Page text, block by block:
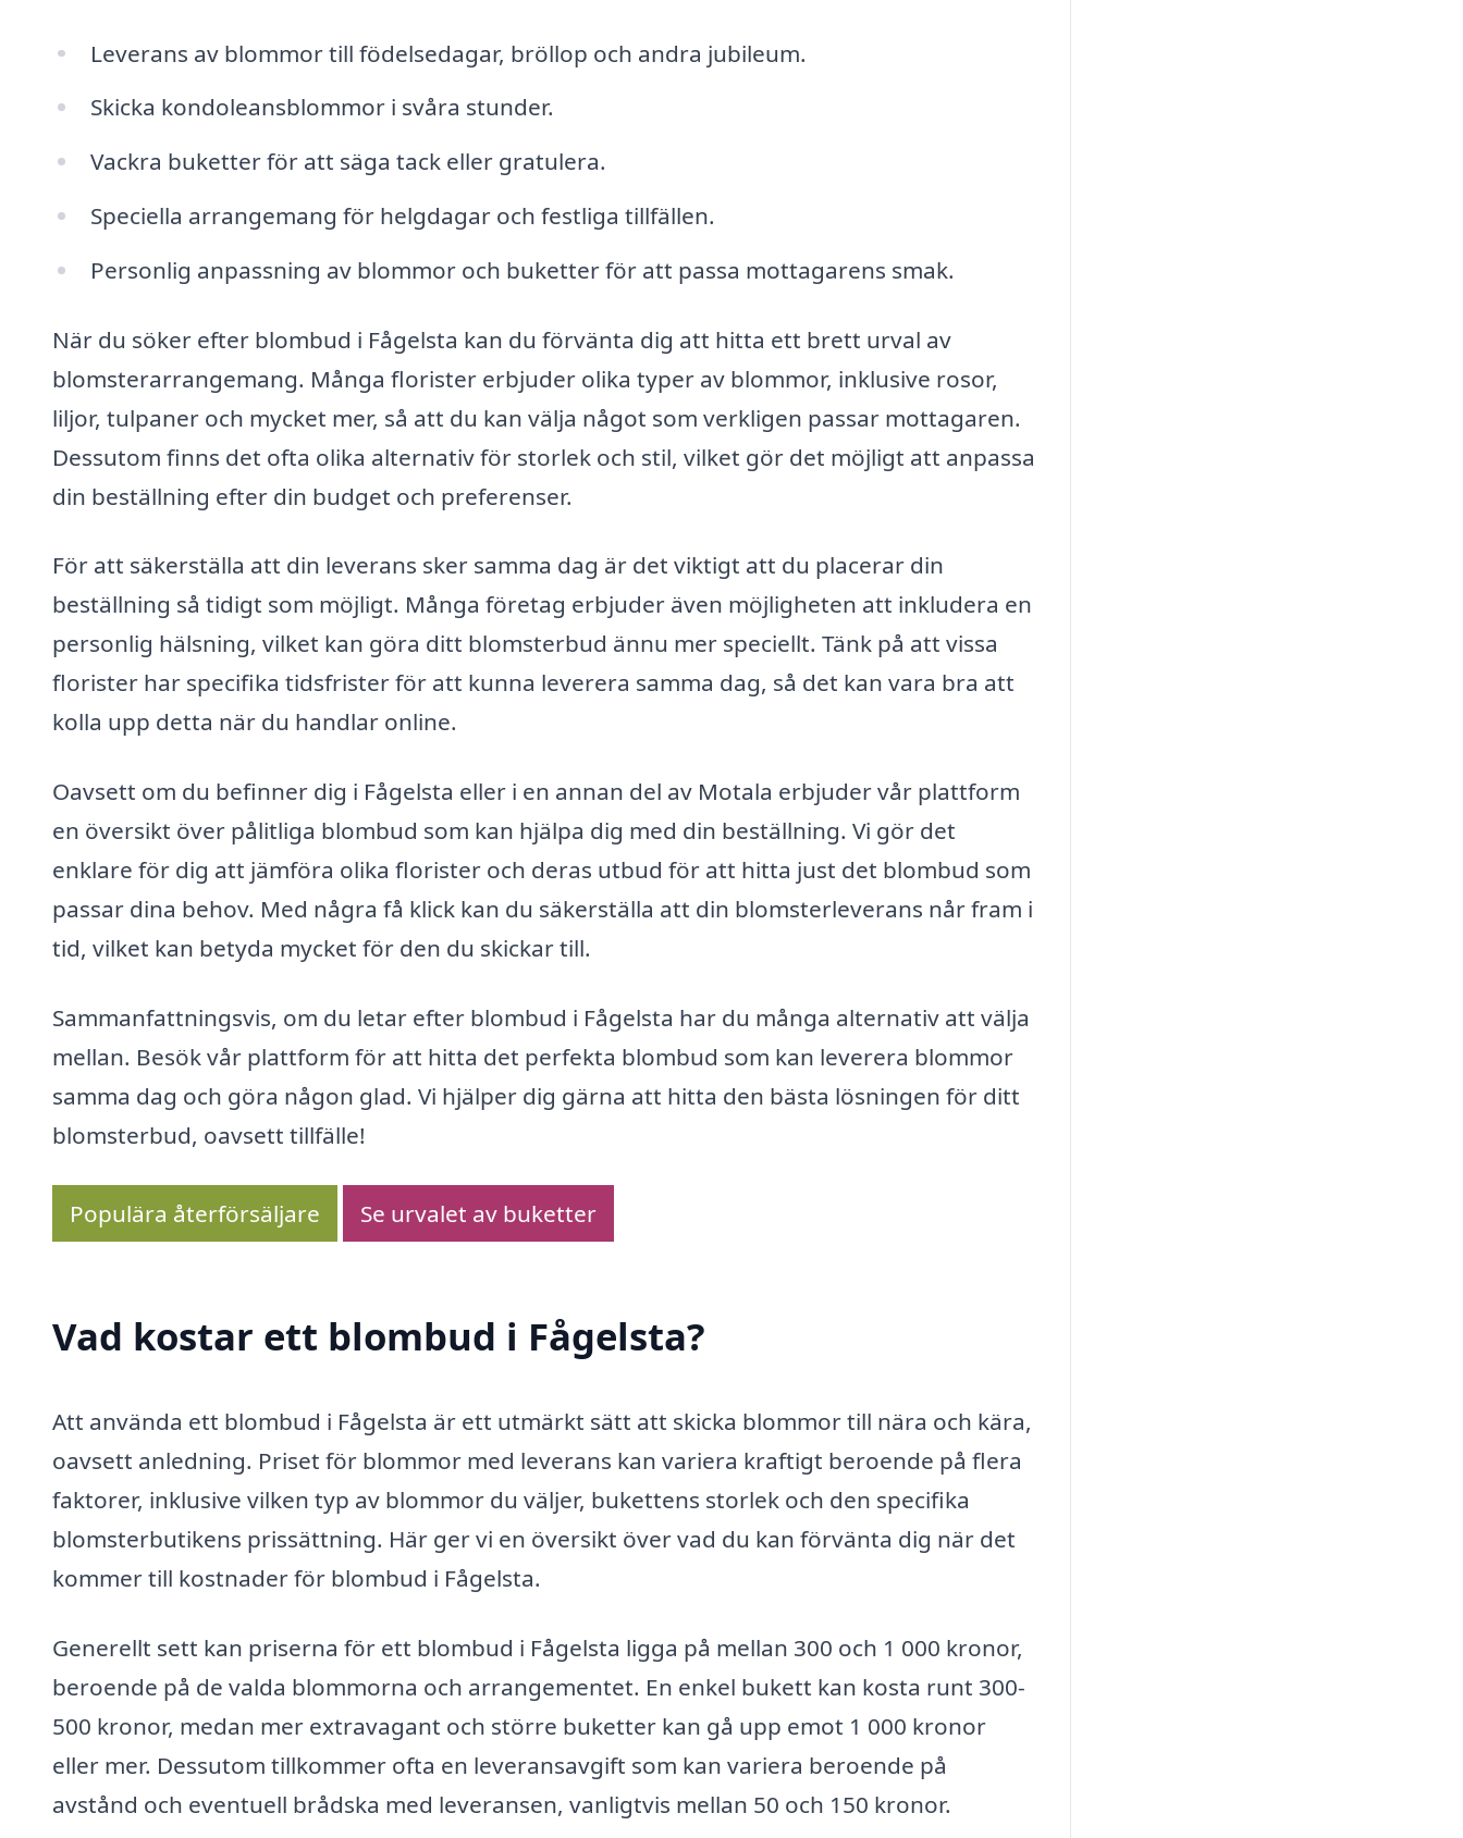
Leverans av blommor till födelsedagar, bröllop och andra jubileum.
Skicka kondoleansblommor i svåra stunder.
Vackra buketter för att säga tack eller gratulera.
Speciella arrangemang för helgdagar och festliga tillfällen.
Personlig anpassning av blommor och buketter för att passa mottagarens smak.
När du söker efter blombud i Fågelsta kan du förvänta dig att hitta ett brett urval av
blomsterarrangemang. Många florister erbjuder olika typer av blommor, inklusive rosor,
liljor, tulpaner och mycket mer, så att du kan välja något som verkligen passar mottagaren.
Dessutom finns det ofta olika alternativ för storlek och stil, vilket gör det möjligt att anpassa
din beställning efter din budget och preferenser.
För att säkerställa att din leverans sker samma dag är det viktigt att du placerar din
beställning så tidigt som möjligt. Många företag erbjuder även möjligheten att inkludera en
personlig hälsning, vilket kan göra ditt blomsterbud ännu mer speciellt. Tänk på att vissa
florister har specifika tidsfrister för att kunna leverera samma dag, så det kan vara bra att
kolla upp detta när du handlar online.
Oavsett om du befinner dig i Fågelsta eller i en annan del av Motala erbjuder vår plattform
en översikt över pålitliga blombud som kan hjälpa dig med din beställning. Vi gör det
enklare för dig att jämföra olika florister och deras utbud för att hitta just det blombud som
passar dina behov. Med några få klick kan du säkerställa att din blomsterleverans når fram i
tid, vilket kan betyda mycket för den du skickar till.
Sammanfattningsvis, om du letar efter blombud i Fågelsta har du många alternativ att välja
mellan. Besök vår plattform för att hitta det perfekta blombud som kan leverera blommor
samma dag och göra någon glad. Vi hjälper dig gärna att hitta den bästa lösningen för ditt
blomsterbud, oavsett tillfälle!
Populära återförsäljare Se urvalet av buketter
Vad kostar ett blombud i Fågelsta?
Att använda ett blombud i Fågelsta är ett utmärkt sätt att skicka blommor till nära och kära,
oavsett anledning. Priset för blommor med leverans kan variera kraftigt beroende på flera
faktorer, inklusive vilken typ av blommor du väljer, bukettens storlek och den specifika
blomsterbutikens prissättning. Här ger vi en översikt över vad du kan förvänta dig när det
kommer till kostnader för blombud i Fågelsta.
Generellt sett kan priserna för ett blombud i Fågelsta ligga på mellan 300 och 1 000 kronor,
beroende på de valda blommorna och arrangementet. En enkel bukett kan kosta runt 300-
500 kronor, medan mer extravagant och större buketter kan gå upp emot 1 000 kronor
eller mer. Dessutom tillkommer ofta en leveransavgift som kan variera beroende på
avstånd och eventuell brådska med leveransen, vanligtvis mellan 50 och 150 kronor.